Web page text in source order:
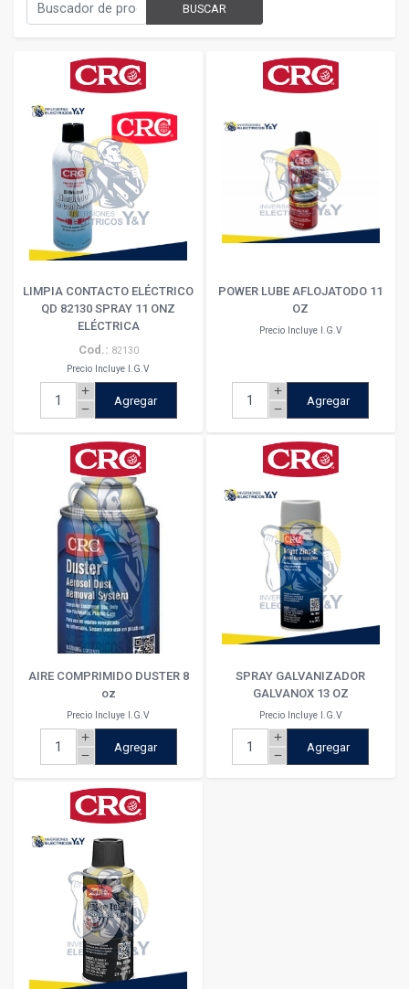
BUSCAR
LIMPIA CONTACTO ELÉCTRICO
QD 82130 SPRAY 11 ONZ
ELÉCTRICA
Cod.: 82130
Precio Incluye I.G.V
add
remove
Agregar
POWER LUBE AFLOJATODO 11
OZ
Precio Incluye I.G.V
add
remove
Agregar
AIRE COMPRIMIDO DUSTER 8
oz
Precio Incluye I.G.V
add
remove
Agregar
SPRAY GALVANIZADOR
GALVANOX 13 OZ
Precio Incluye I.G.V
add
remove
Agregar